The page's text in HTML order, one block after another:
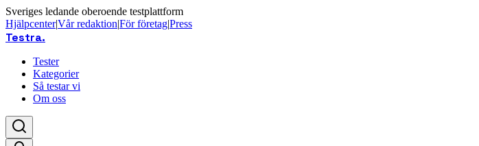
Sveriges ledande oberoende testplattform
Hjälpcenter|Vår redaktion|För företag|Press
Testra.
Tester
Kategorier
Så testar vi
Om oss